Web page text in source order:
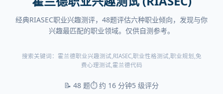
经典RIASEC职业兴趣测评，48题评估六种职业倾向，发现与你
兴趣最匹配的职业领域。仅供自测参考。
搜索关键词：霍兰德职业兴趣测试,RIASEC,职业性格测试,职业规划,免
费心理测试,霍兰德代码
📝 48 题⏱️ 约 16 分钟5 级评分